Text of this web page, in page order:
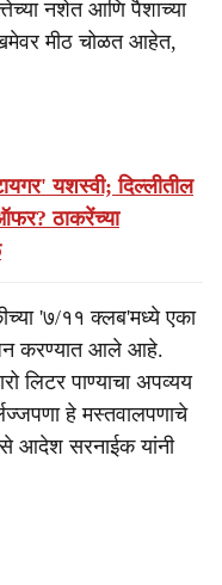
नशेत आणि पैशाच्या
मीठ चोळत आहेत,
यशस्वी; दिल्लीतील
ठाकरेंच्या
'७/११ क्लब'मध्ये एका
करण्यात आले आहे.
लिटर पाण्याचा अपव्यय
हे मस्तवालपणाचे
आदेश सरनाईक यांनी